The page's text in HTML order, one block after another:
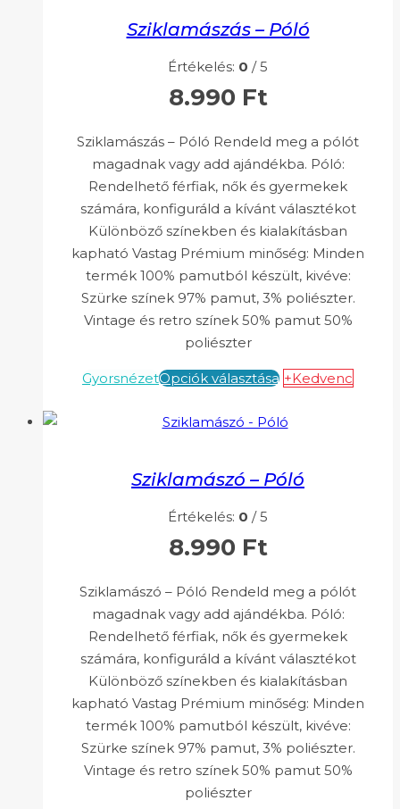
Sziklamászás – Póló
Értékelés: 0 / 5
8.990 Ft
Sziklamászás – Póló Rendeld meg a pólót
magadnak vagy add ajándékba. Póló:
Rendelhető férfiak, nők és gyermekek
számára, konfiguráld a kívánt választékot
Különböző színekben és kialakításban
kapható Vastag Prémium minőség: Minden
termék 100% pamutból készült, kivéve:
Szürke színek 97% pamut, 3% poliészter.
Vintage és retro színek 50% pamut 50%
poliészter
GyorsnézetOpciók választása +Kedvenc
Sziklamászó – Póló
Értékelés: 0 / 5
8.990 Ft
Sziklamászó – Póló Rendeld meg a pólót
magadnak vagy add ajándékba. Póló:
Rendelhető férfiak, nők és gyermekek
számára, konfiguráld a kívánt választékot
Különböző színekben és kialakításban
kapható Vastag Prémium minőség: Minden
termék 100% pamutból készült, kivéve:
Szürke színek 97% pamut, 3% poliészter.
Vintage és retro színek 50% pamut 50%
poliészter